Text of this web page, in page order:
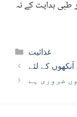
طبی ہدایت کے نہ
Categories
غذائیت
ضروری ہے